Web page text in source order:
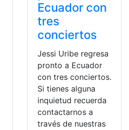
Ecuador con
tres
conciertos
Jessi Uribe regresa
pronto a Ecuador
con tres conciertos.
Si tienes alguna
inquietud recuerda
contactarnos a
través de nuestras